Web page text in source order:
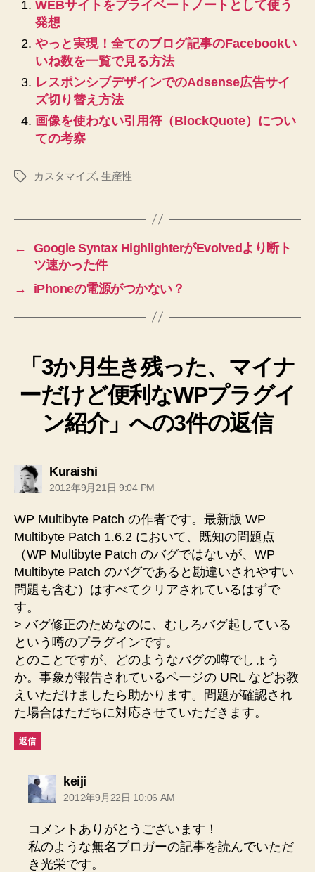
WEBサイトをプライベートノートとして使う
発想
やっと実現！全てのブログ記事のFacebookい
いね数を一覧で見る方法
レスポンシブデザインでのAdsense広告サイ
ズ切り替え方法
画像を使わない引用符（BlockQuote）につい
ての考察
タ
カスタマイズ, 生産性
←
Google Syntax HighlighterがEvolvedより断ト
ツ速かった件
→
iPhoneの電源がつかない？
「3か月生き残った、マイナ
ーだけど便利なWPプラグイ
ン紹介」への3件の返信
Kuraishiの
発
言:
2012年9月21日 9:04 PM
WP Multibyte Patch の作者です。最新版 WP
Multibyte Patch 1.6.2 において、既知の問題点
（WP Multibyte Patch のバグではないが、WP
Multibyte Patch のバグであると勘違いされやすい
問題も含む）はすべてクリアされているはずで
す。
> バグ修正のためなのに、むしろバグ起している
という噂のプラグインです。
とのことですが、どのようなバグの噂でしょう
か。事象が報告されているページの URL などお教
えいただけましたら助かります。問題が確認され
た場合はただちに対応させていただきます。
返信
keijiの
発
言:
2012年9月22日 10:06 AM
コメントありがとうございます！
私のような無名ブロガーの記事を読んでいただ
き光栄です。